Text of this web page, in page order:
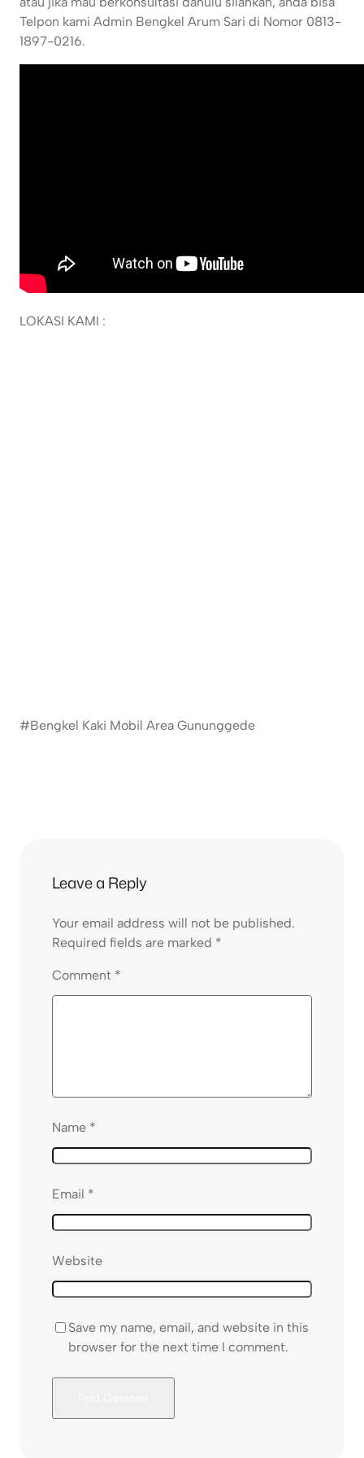
Telpon kami Admin Bengkel Arum Sari di Nomor 0813-
1897-0216.
LOKASI KAMI :
#Bengkel Kaki Mobil Area Gununggede
Leave a Reply
Your email address will not be published.
Required fields are marked *
Comment *
Name *
Email *
Website
Save my name, email, and website in this
browser for the next time I comment.